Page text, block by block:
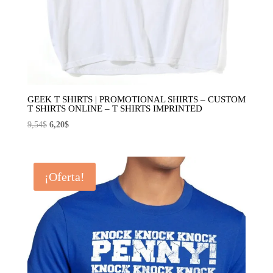
GEEK T SHIRTS | PROMOTIONAL SHIRTS – CUSTOM
T SHIRTS ONLINE – T SHIRTS IMPRINTED
9,54$ El
9,54$.
6,20$El
6,20$.
¡Oferta!